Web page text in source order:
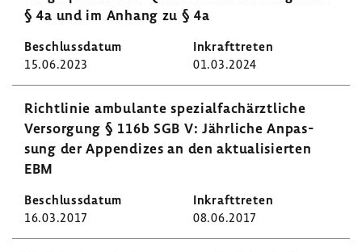
§ 4a und im Anhang zu § 4a
15.06.2023 01.03.2024
Richt­linie ambu­lante spezi­al­fach­ärzt­liche
Versor­gung § 116b SGB V: Jähr­liche Anpas­
sung der Appen­dizes an den aktua­li­sierten
EBM
16.03.2017 08.06.2017